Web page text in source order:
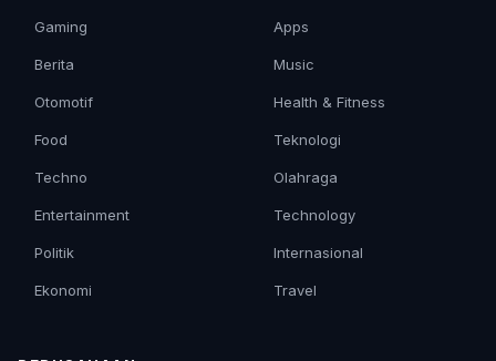
Gaming
Berita
Otomotif
Apps
Music
Health & Fitness
Food
Techno
Entertainment
Politik
Ekonomi
Teknologi
Olahraga
Technology
Internasional
Travel